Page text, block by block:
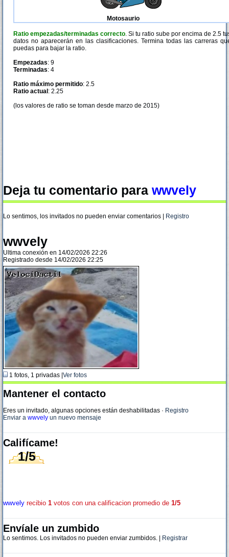
Motosaurio
Ratio empezadas/terminadas correcto. Si tu ratio sube por encima de 2.5
datos no aparecerán en las clasificaciones. Termina todas las carreras
puedas para bajar la ratio.
Empezadas: 9
Terminadas: 4
Ratio máximo permitido: 2.5
Ratio actual : 2.25
(los valores de ratio se toman desde marzo de 2015)
Deja tu comentario para wwvely
Lo sentimos, los invitados no pueden enviar comentarios | Registro
wwvely
Ultima conexión en 14/02/2026 22:26
Registrado desde 14/02/2026 22:25
1 fotos, 1 privadas | Ver fotos
Mantener el contacto
Eres un invitado, algunas opciones están deshabilitadas · Registro
Enviar a wwvely un nuevo mensaje
Califícame!
1/5
wwvely recibio 1 votos con una calificacion promedio de 1/5
Envíale un zumbido
Lo sentimos. Los invitados no pueden enviar zumbidos. | Registrar